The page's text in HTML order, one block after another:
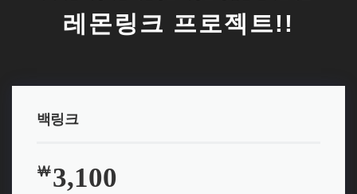
레몬링크 프로젝트!!
백링크
￦3,100